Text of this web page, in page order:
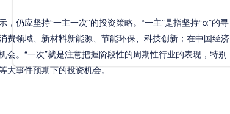
仍应坚持“一主一次”的投资策略。“一主”是指坚持“α”的寻
费领域、新材料新能源、节能环保、科技创新；在中国经济
。“一次”就是注意把握阶段性的周期性行业的表现，特别
大事件预期下的投资机会。